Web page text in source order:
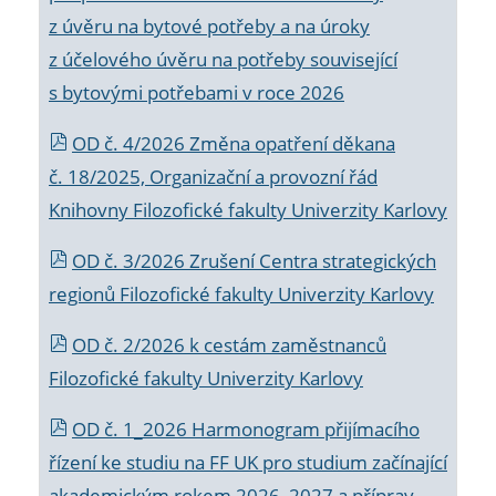
z úvěru na bytové potřeby a na úroky
z účelového úvěru na potřeby související
s bytovými potřebami v roce 2026
OD č. 4/2026 Změna opatření děkana
č. 18/2025, Organizační a provozní řád
Knihovny Filozofické fakulty Univerzity Karlovy
OD č. 3/2026 Zrušení Centra strategických
regionů Filozofické fakulty Univerzity Karlovy
OD č. 2/2026 k cestám zaměstnanců
Filozofické fakulty Univerzity Karlovy
OD č. 1_2026 Harmonogram přijímacího
řízení ke studiu na FF UK pro studium začínající